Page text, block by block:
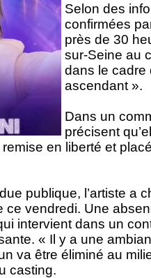
Selon des
confirmées
près de 30
sur-Seine au
dans le cadre
ascendant ».
Dans un
précisent
en liberté et
publique, l’artiste a
ce vendredi. Une
intervient dans un
« Il y a une
va être éliminé au
casting.